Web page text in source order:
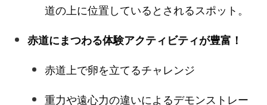
道の上に位置しているとされるスポット。
赤道にまつわる体験アクティビティが豊富！
赤道上で卵を立てるチャレンジ
重力や遠心力の違いによるデモンストレー